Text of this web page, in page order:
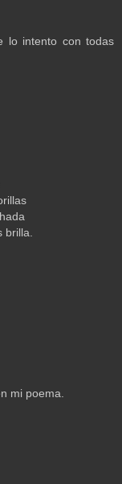
lo intento con todas
mi poema.